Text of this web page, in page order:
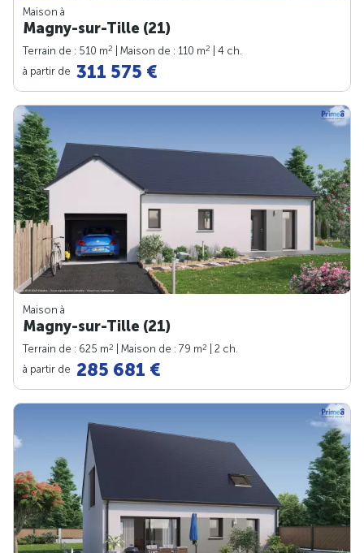
Maison à
Magny-sur-Tille (21)
Terrain de : 510 m2 | Maison de : 110 m2
| 4 ch.
à partir de 311 575 €
Maison à
Magny-sur-Tille (21)
Terrain de : 625 m2 | Maison de : 79 m2
| 2 ch.
à partir de 285 681 €